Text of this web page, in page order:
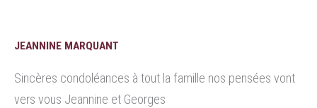
JEANNINE MARQUANT
Sincères condoléances à tout la famille nos pensées vont
vers vous Jeannine et Georges